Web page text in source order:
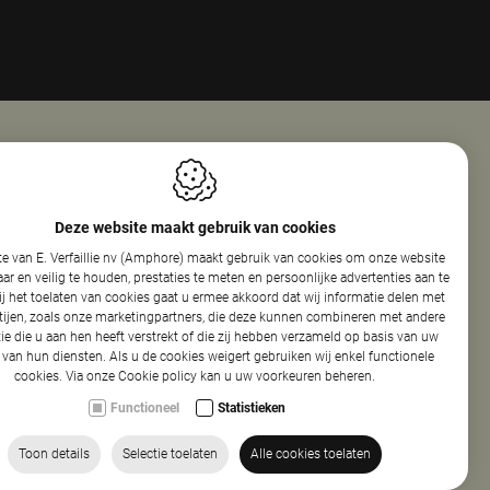
Nv (Amphore)
50
Openingsuren
Maandag
08:00 - 18:00
Dinsdag
13:30 - 17:30
Woensdag
08:00 - 12:30
13:30 - 17:30
Donderdag
08:00 - 12:30
13:30 - 17:30
Vrijdag
08:00 - 13:30
Deze website maakt gebruik van cookies
van E. Verfaillie nv (Amphore) maakt gebruik van cookies om onze website
en veilig te houden, prestaties te meten en persoonlijke advertenties aan te
het toelaten van cookies gaat u ermee akkoord dat wij informatie delen met
zoals onze marketingpartners, die deze kunnen combineren met andere
die u aan hen heeft verstrekt of die zij hebben verzameld op basis van uw
hun diensten. Als u de cookies weigert gebruiken wij enkel functionele
cookies. Via onze Cookie policy kan u uw voorkeuren beheren.
Functioneel Statistieken
Toon details Selectie toelaten Alle cookies toelaten